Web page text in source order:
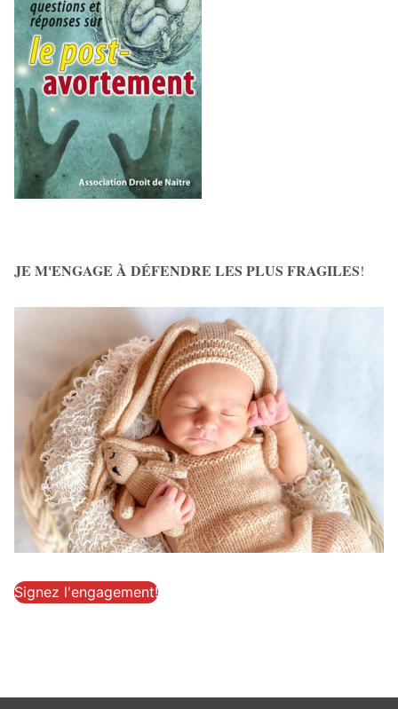
JE M'ENGAGE À DÉFENDRE LES PLUS FRAGILES!
Signez l'engagement!